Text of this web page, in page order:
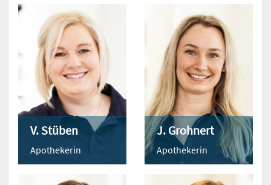
V. Stüben
Apothekerin
J. Grohnert
Apothekerin